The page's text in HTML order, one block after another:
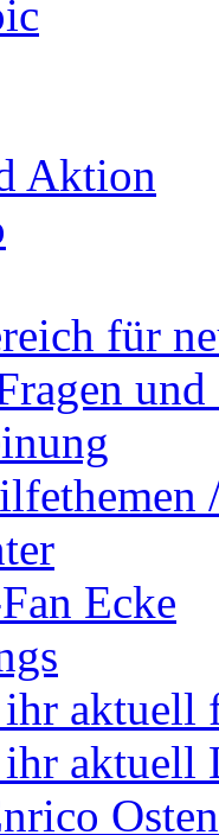
Aktion
für
Ecke
aktuell
aktuell